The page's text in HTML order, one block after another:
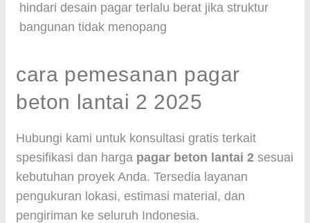
hindari desain pagar terlalu berat jika struktur
bangunan tidak menopang
cara pemesanan pagar
beton lantai 2 2025
Hubungi kami untuk konsultasi gratis terkait
spesifikasi dan harga pagar beton lantai 2 sesuai
kebutuhan proyek Anda. Tersedia layanan
pengukuran lokasi, estimasi material, dan
pengiriman ke seluruh Indonesia.